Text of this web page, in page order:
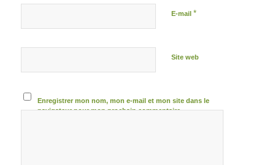
E-mail *
Site web
Enregistrer mon nom, mon e-mail et mon site dans le
navigateur pour mon prochain commentaire.